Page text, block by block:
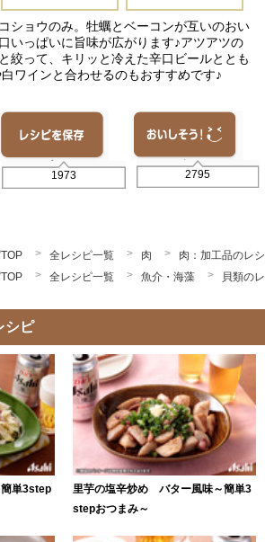
ショウのみ。牡蠣とベーコンが互いのおい
いっぱいに旨味が広がります♪アツアツの
絞って、キリッと冷えた辛口ビールととも
ワインと合わせるのもおすすめです♪
1973 2795
全レシピ一覧 肉
肉：加工品のレ
全レシピ一覧 魚介・海藻 貝類の
シピ
単3step
里芋の塩辛炒め バター風味～簡単3
stepおつまみ～